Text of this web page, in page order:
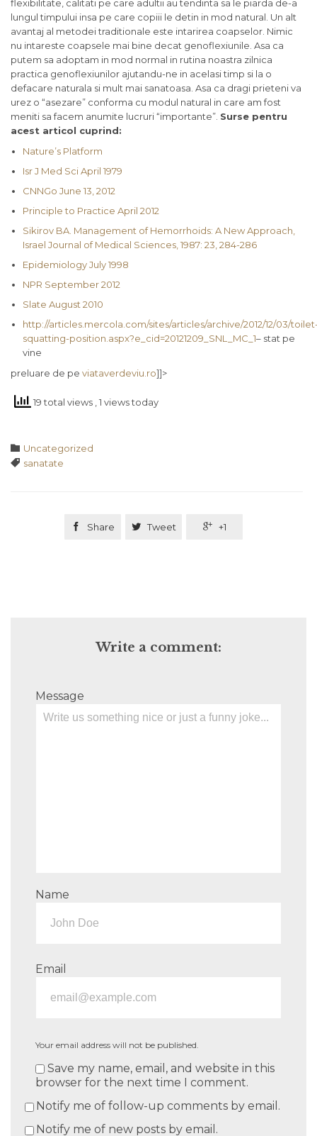
flexibilitate, calitati pe care adultii au tendinta sa le piarda de-a
lungul timpului insa pe care copiii le detin in mod natural. Un alt
avantaj al metodei traditionale este intarirea coapselor. Nimic
nu intareste coapsele mai bine decat genoflexiunile. Asa ca
putem sa adoptam in mod normal in rutina noastra zilnica
practica genoflexiunilor ajutandu-ne in acelasi timp si la o
defacare naturala si mult mai sanatoasa. Asa ca dragi prieteni va
urez o “asezare” conforma cu modul natural in care am fost
meniti sa facem anumite lucruri “importante”. Surse pentru
acest articol cuprind:
Nature’s Platform
Isr J Med Sci April 1979
CNNGo June 13, 2012
Principle to Practice April 2012
Sikirov BA. Management of Hemorrhoids: A New Approach,
Israel Journal of Medical Sciences, 1987: 23, 284-286
Epidemiology July 1998
NPR September 2012
Slate August 2010
http://articles.mercola.com/sites/articles/archive/2012/12/03/
squatting-position.aspx?e_cid=20121209_SNL_MC_1– stat pe
vine
preluare de pe viataverdeviu.ro]]>
19 total views , 1 views today
 Category
Uncategorized
 Tags
sanatate
 Share  Tweet  +1
Write a comment:
Message
Name
Email
Your email address will not be published.
Save my name, email, and website in this
browser for the next time I comment.
Notify me of follow-up comments by email.
Notify me of new posts by email.